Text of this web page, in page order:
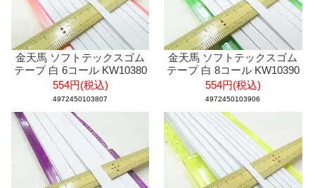
金天馬 ソフトテックスゴム
テープ 白 6コール KW10380
554円(税込)
4972450103807
金天馬 ソフトテックスゴム
テープ 白 8コール KW10390
554円(税込)
4972450103906